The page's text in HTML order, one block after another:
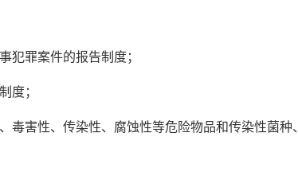
犯罪案件的报告制度；
度；
毒害性、传染性、腐蚀性等危险物品和传染性菌种